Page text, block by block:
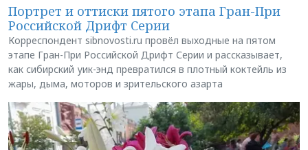
Портрет и оттиски пятого этапа Гран-При
Российской Дрифт Серии
Корреспондент sibnovosti.ru провёл выходные на пятом
этапе Гран-При Российской Дрифт Серии и рассказывает,
как сибирский уик-энд превратился в плотный коктейль из
жары, дыма, моторов и зрительского азарта